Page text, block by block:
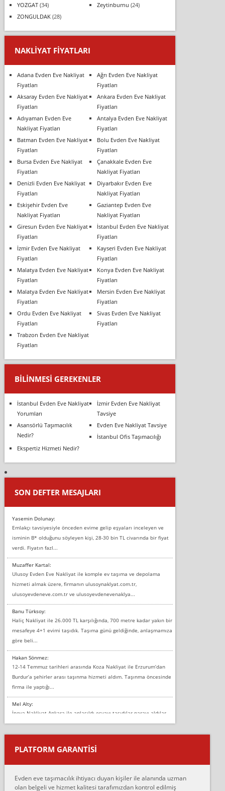
YOZGAT(34) Zeytinburnu (24)
ZONGULDAK(28)
NAKLIYAT FIYATLARI
Adana Evden Eve Nakliyat
Fiyatları
Ağrı Evden Eve Nakliyat
Fiyatları
Aksaray Evden Eve Nakliyat
Fiyatları
Ankara Evden Eve Nakliyat
Fiyatları
Adıyaman Evden Eve
Nakliyat Fiyatları
Antalya Evden Eve Nakliyat
Fiyatları
Batman Evden Eve Nakliyat
Fiyatları
Bolu Evden Eve Nakliyat
Fiyatları
Bursa Evden Eve Nakliyat
Fiyatları
Çanakkale Evden Eve
Nakliyat Fiyatları
Denizli Evden Eve Nakliyat
Fiyatları
Diyarbakır Evden Eve
Nakliyat Fiyatları
Eskişehir Evden Eve
Nakliyat Fiyatları
Gaziantep Evden Eve
Nakliyat Fiyatları
Giresun Evden Eve Nakliyat
Fiyatları
İstanbul Evden Eve Nakliyat
Fiyatları
İzmir Evden Eve Nakliyat
Fiyatları
Kayseri Evden Eve Nakliyat
Fiyatları
Malatya Evden Eve Nakliyat
Fiyatları
Konya Evden Eve Nakliyat
Fiyatları
Malatya Evden Eve Nakliyat
Fiyatları
Mersin Evden Eve Nakliyat
Fiyatları
Ordu Evden Eve Nakliyat
Fiyatları
Sivas Evden Eve Nakliyat
Fiyatları
Trabzon Evden Eve Nakliyat
Fiyatları
BILINMESI GEREKENLER
İstanbul Evden Eve Nakliyat
Yorumları
İzmir Evden Eve Nakliyat
Tavsiye
Asansörlü Taşımacılık
Nedir?
Evden Eve Nakliyat Tavsiye
İstanbul Ofis Taşımacılığı
Ekspertiz Hizmeti Nedir?
SON DEFTER MESAJLARI
Yasemin Dolunay:
Emlakçı tavsiyesiyle önceden evime gelip eşyaları inceleyen ve
isminin B* olduğunu söyleyen kişi, 28-30 bin TL civarında bir fiyat
verdi. Fiyatın fazl...
Muzaffer Kartal:
Ulusoy Evden Eve Nakliyat ile komple ev taşıma ve depolama
hizmeti almak üzere, firmanın ulusoynaklyat.com.tr,
ulusoyevdeneve.com.tr ve ulusoyevdenevenaklya...
Banu Türksoy:
Haliç Nakliyat ile 26.000 TL karşılığında, 700 metre kadar yakın bir
mesafeye 4+1 evimi taşıdık. Taşıma günü geldiğinde, anlaşmamıza
göre beli...
Hakan Sönmez:
12-14 Temmuz tarihleri arasında Koza Nakliyat ile Erzurum’dan
Burdur’a şehirler arası taşınma hizmeti aldım. Taşınma öncesinde
firma ile yaptığı...
Mel Alty:
İnova Nakliyat Ankara ile anlaşıldı eşyayı taşıdılar parayı aldılar.
Salon duvarına bir baktım birisi boydan alüminyum renkli bantı
yapıştırm...
Murat:
çalıştıklarını, müş...
PLATFORM GARANTİSİ
Evden eve taşımacılık ihtiyacı duyan kişiler ile alanında uzman
olan belgeli ve hizmet kalitesi tarafımızdan kontrol edilmiş